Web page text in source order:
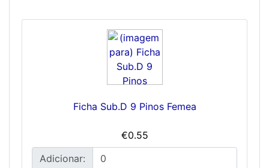
Ficha Sub.D 9 Pinos Femea
€0.55
Adicionar: